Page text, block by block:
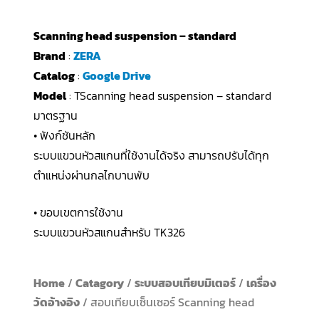
Scanning head suspension – standard
Brand : ZERA
Catalog: Google Drive
Model: TScanning head suspension – standard
มาตรฐาน
• ฟังก์ชันหลัก
ระบบแขวนหัวสแกนที่ใช้งานได้จริง สามารถปรับได้ทุก
ตำแหน่งผ่านกลไกบานพับ
• ขอบเขตการใช้งาน
ระบบแขวนหัวสแกนสำหรับ TK326
Home/ Catagory/ ระบบสอบเทียบมิเตอร์/ เครื่อง
วัดอ้างอิง/ สอบเทียบเซ็นเซอร์ Scanning head